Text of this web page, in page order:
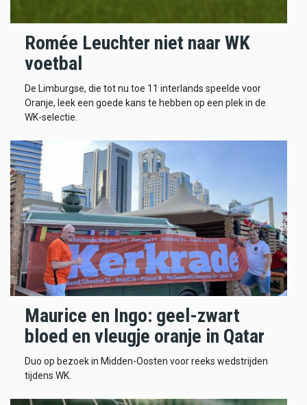
Romée Leuchter niet naar WK
voetbal
De Limburgse, die tot nu toe 11 interlands speelde voor
Oranje, leek een goede kans te hebben op een plek in de
WK-selectie.
Maurice en Ingo: geel-zwart
bloed en vleugje oranje in Qatar
Duo op bezoek in Midden-Oosten voor reeks wedstrijden
tijdens WK.